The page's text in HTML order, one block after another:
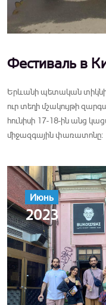
Фестиваль в
Երևանի պետական
ուր տեղի մշակույթի
հունիսի 17-18-ին անց
միջազգային փառատոնը:
Июнь
2023